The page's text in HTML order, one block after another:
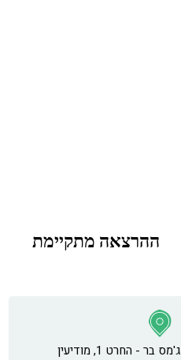
ההרצאה מתקיימת
ג'מס בר - החרט 1, מודיעין